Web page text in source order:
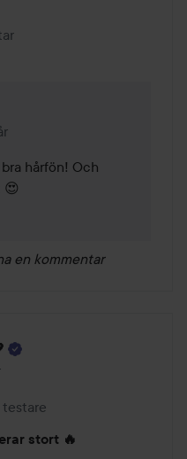
Creator.lades 1 år
hårfön! Och
😍
en kommentar
Creator.
skapades 1 år
stort 🔥